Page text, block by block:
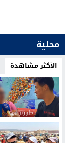
محلية
الأكثر مشاهدة